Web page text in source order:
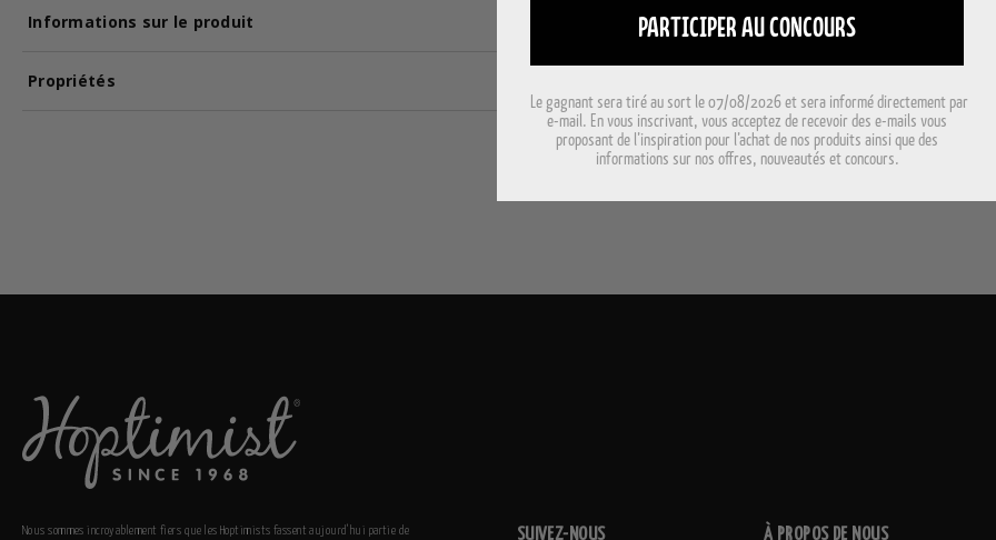
Propriétés
Informations sur le produit
Nous sommes incroyablement fiers que les Hoptimists fassent aujourd’hui partie de SUIVEZ-NOUS À PROPOS DE NOUS
PARTICIPER AU CONCOURS
Le gagnant sera tiré au sort le 07/08/2026 et sera informé directement par
e-mail. En vous inscrivant, vous acceptez de recevoir des e-mails vous
proposant de l’inspiration pour l’achat de nos produits ainsi que des
informations sur nos offres, nouveautés et concours.